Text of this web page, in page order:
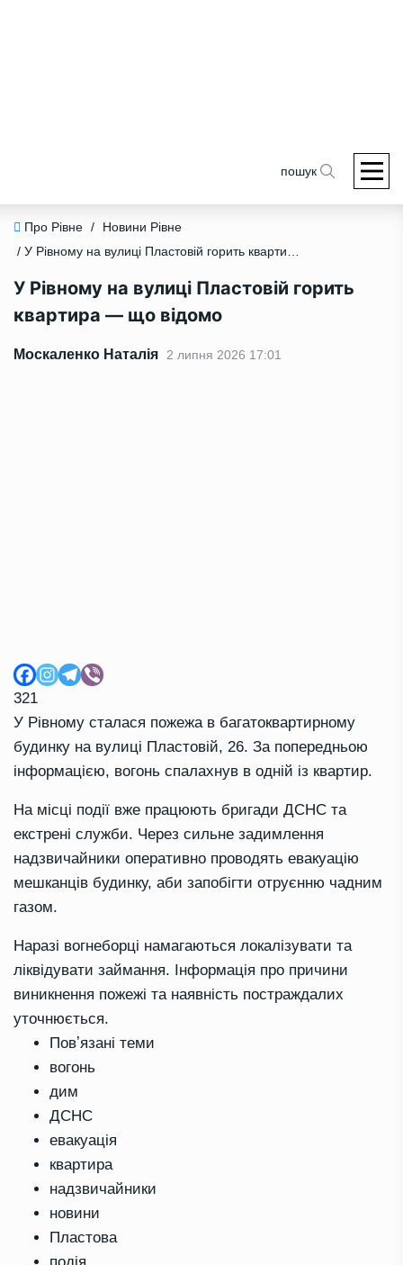
пошук
Про Рівне /
Новини Рівне
/ У Рівному на вулиці Пластовій горить квартира — що відомо
У Рівному на вулиці Пластовій горить
квартира — що відомо
Москаленко Наталія 2 липня 2026 17:01
321
У Рівному сталася пожежа в багатоквартирному
будинку на вулиці Пластовій, 26. За попередньою
інформацією, вогонь спалахнув в одній із квартир.
На місці події вже працюють бригади ДСНС та
екстрені служби. Через сильне задимлення
надзвичайники оперативно проводять евакуацію
мешканців будинку, аби запобігти отруєнню чадним
газом.
Наразі вогнеборці намагаються локалізувати та
ліквідувати займання. Інформація про причини
виникнення пожежі та наявність постраждалих
уточнюється.
Повʼязані теми
вогонь
дим
ДСНС
евакуація
квартира
надзвичайники
новини
Пластова